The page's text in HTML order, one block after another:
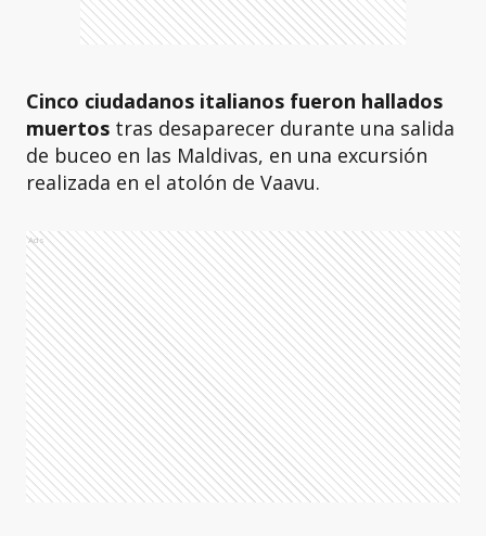
Cinco ciudadanos italianos fueron hallados
muertos tras desaparecer durante una salida
de buceo en las Maldivas, en una excursión
realizada en el atolón de Vaavu.
Ads